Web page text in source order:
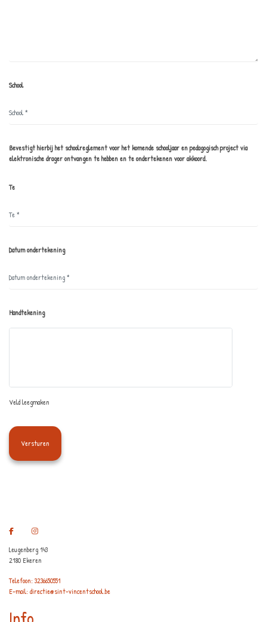
School
Bevestigt hierbij het schoolreglement voor het komende schooljaar en pedagogisch project via
elektronische drager ontvangen te hebben en te ondertekenen voor akkoord.
Te
Datum ondertekening
Handtekening
Veld leegmaken
Leugenberg 143
2180 Ekeren
Telefoon: 3236650551
E-mail: directie@sint-vincentschool.be